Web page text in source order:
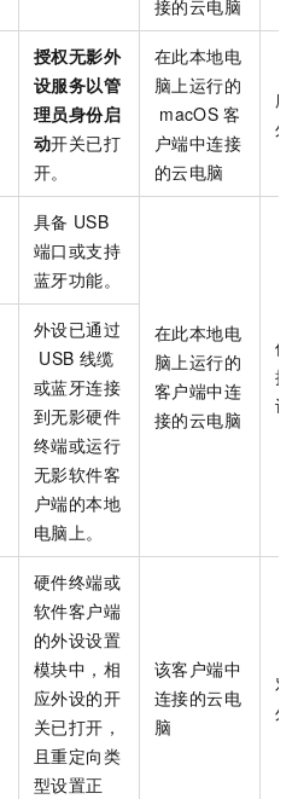
接的云电脑
授权无影外
设服务以管
理员身份启
动开关已打
开。
在此本地电
脑上运行的
macOS 客
户端中连接
的云电脑
所
外
具备 USB
端口或支持
蓝牙功能。
在此本地电
脑上运行的
客户端中连
接的云电脑
使
接
设
外设已通过
USB 线缆
或蓝牙连接
到无影硬件
终端或运行
无影软件客
户端的本地
电脑上。
硬件终端或
软件客户端
的外设设置
模块中，相
应外设的开
关已打开，
且重定向类
型设置正
该客户端中
连接的云电
脑
对
外